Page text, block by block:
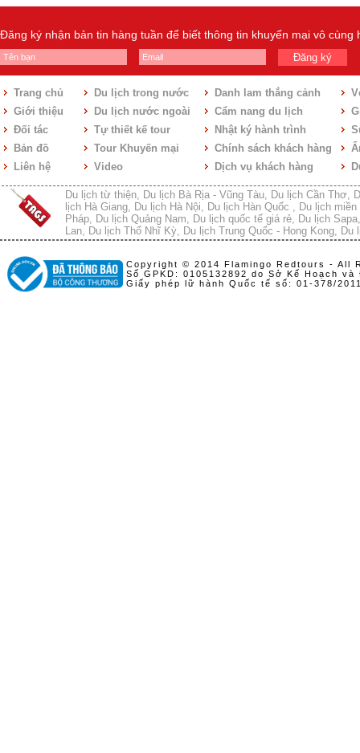
Đăng ký nhận bản tin hàng tuần để biết thông tin khuyến mại vô cùng
Đăng ký
Trang chủ
Giới thiệu
Đối tác
Bản đồ
Liên hệ
Du lịch trong nước
Du lịch nước ngoài
Tự thiết kế tour
Tour Khuyến mại
Video
Danh lam thắng cảnh
Cẩm nang du lịch
Nhật ký hành trình
Chính sách khách hàng
Dịch vụ khách hàng
Du lịch từ thiện, Du lịch Bà Rịa - Vũng Tàu, Du lịch Cần Thơ,
lịch Hà Giang, Du lịch Hà Nội, Du lịch Hàn Quốc , Du lịch miền
Pháp, Du lịch Quảng Nam, Du lịch quốc tế giá rẻ, Du lịch Sapa
Lan, Du lịch Thổ Nhĩ Kỳ, Du lịch Trung Quốc - Hong Kong, Du
Copyright © 2014 Flamingo Redtours - All
Số GPKD: 0105132892 do Sở Kế Hoạch
Giấy phép lữ hành Quốc tế số: 01-378/